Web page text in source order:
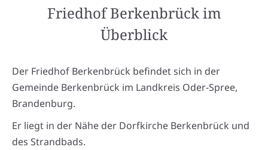
Friedhof Berkenbrückim
Überblick
Der Friedhof Berkenbrück befindet sich in der
Gemeinde Berkenbrück im Landkreis Oder-Spree,
Brandenburg.
Er liegt in der Nähe der Dorfkirche Berkenbrück und
des Strandbads.